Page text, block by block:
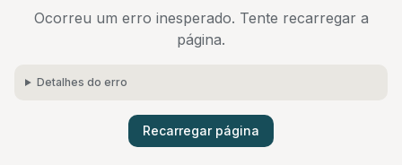
Ocorreu um erro inesperado. Tente recarregar a
página.
Detalhes do erro
Recarregar página